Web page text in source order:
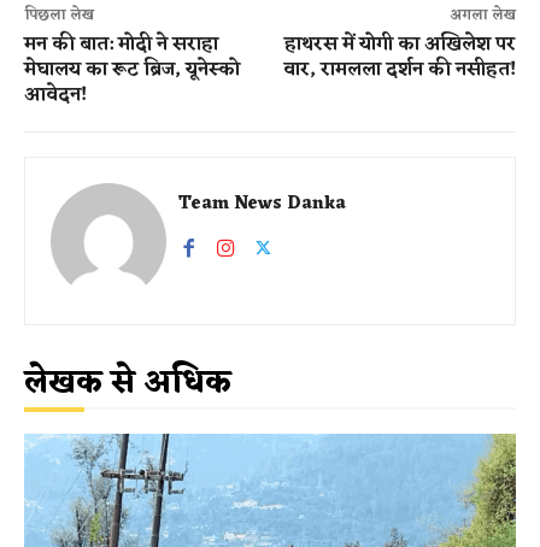
पिछला लेख
मन की बात: मोदी ने सराहा
मेघालय का रूट ब्रिज, यूनेस्को
आवेदन!
अगला लेख
हाथरस में योगी का अखिलेश पर
वार, रामलला दर्शन की नसीहत!
Team News Danka
लेखक से अधिक